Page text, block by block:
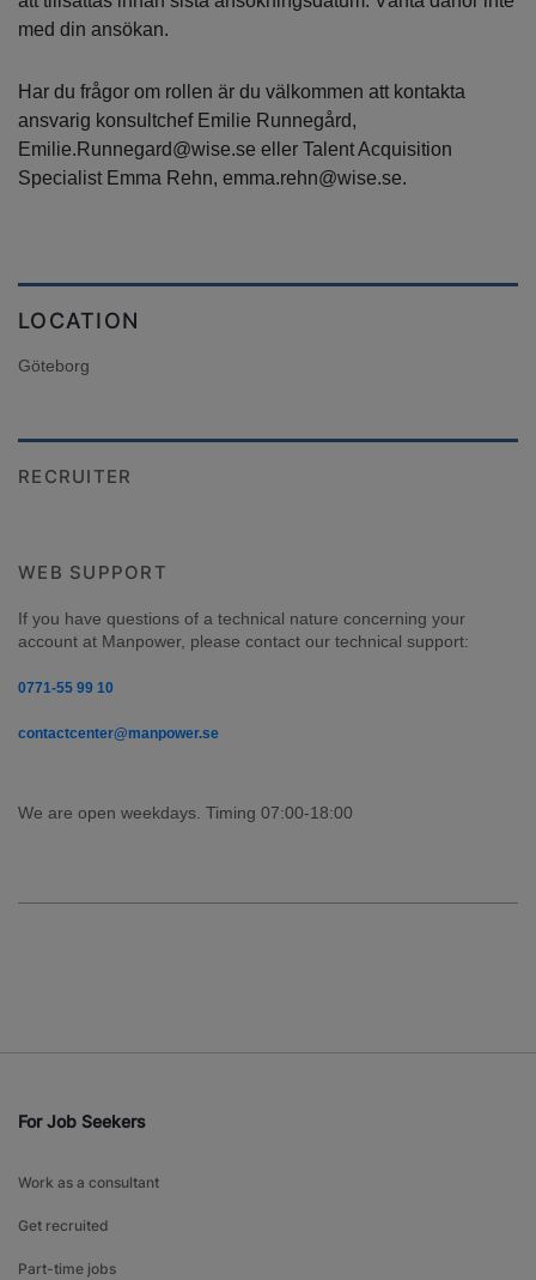
med din ansökan.
Har du frågor om rollen är du välkommen att kontakta
ansvarig konsultchef Emilie Runnegård,
Emilie.Runnegard@wise.se eller Talent Acquisition
Specialist Emma Rehn, emma.rehn@wise.se.
LOCATION
Göteborg
RECRUITER
WEB SUPPORT
If you have questions of a technical nature concerning your
account at Manpower, please contact our technical support:
0771-55 99 10
contactcenter@manpower.se
We are open weekdays. Timing 07:00-18:00
For Job Seekers
Work as a consultant
Get recruited
Part-time jobs